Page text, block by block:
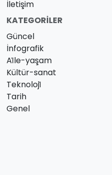
İletişim
KATEGORILER
Güncel
İnfografik
Ai̇le-yaşam
Kültür-sanat
Teknoloji̇
Tarih
Genel